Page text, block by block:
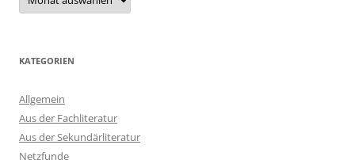
KATEGORIEN
Allgemein
Aus der Fachliteratur
Aus der Sekundärliteratur
Netzfunde